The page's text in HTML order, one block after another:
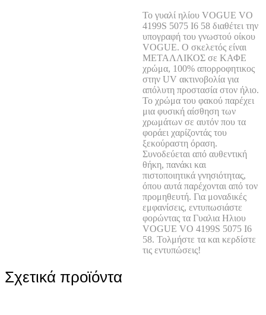
Το γυαλί ηλίου VOGUE VO
4199S 5075 I6 58 διαθέτει την
υπογραφή του γνωστού οίκου
VOGUE. Ο σκελετός είναι
ΜΕΤΑΛΛΙΚΟΣ σε ΚΑΦΕ
χρώμα, 100% απορροφητικος
στην UV ακτινοβολία για
απόλυτη προστασία στον ήλιο.
Το χρώμα του φακού παρέχει
μια φυσική αίσθηση των
χρωμάτων σε αυτόν που τα
φοράει χαρίζοντάς του
ξεκούραστη όραση.
Συνοδεύεται από αυθεντική
θήκη, πανάκι και
πιστοποιητικά γνησιότητας,
όπου αυτά παρέχονται από τον
προμηθευτή. Για μοναδικές
εμφανίσεις, εντυπωσιάστε
φορώντας τα Γυαλια Ηλιου
VOGUE VO 4199S 5075 I6
58. Τολμήστε τα και κερδίστε
τις εντυπώσεις!
Σχετικά προϊόντα